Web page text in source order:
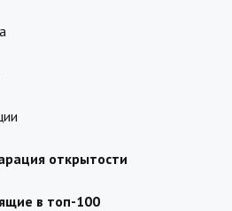
открытости
в топ-100